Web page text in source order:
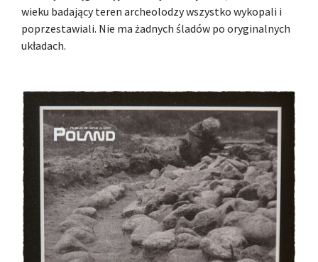
wieku badający teren archeolodzy wszystko wykopali i
poprzestawiali. Nie ma żadnych śladów po oryginalnych
układach.